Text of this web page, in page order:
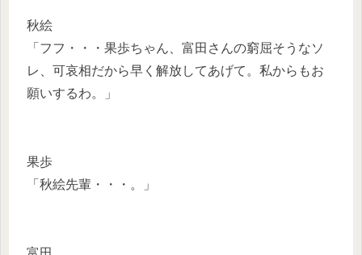
秋絵
「フフ・・・果歩ちゃん、富田さんの窮屈そうなソ
レ、可哀相だから早く解放してあげて。私からもお
願いするわ。」
果歩
「秋絵先輩・・・。」